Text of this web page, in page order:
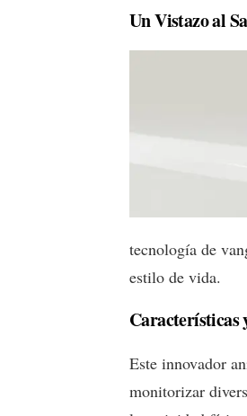
Un Vistazo al
tecnología de
estilo de vida.
Características
Este innovador
monitorizar